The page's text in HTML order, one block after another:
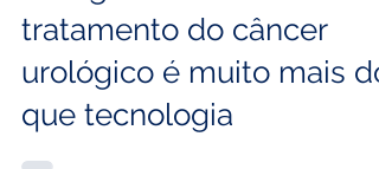
Cirurgia robótica no
tratamento do câncer
urológico é muito mais do